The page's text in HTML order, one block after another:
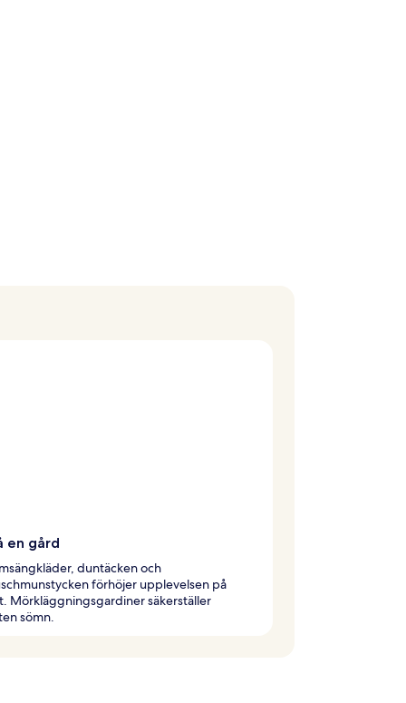
en gård
duntäcken och
förhöjer upplevelsen på
Mörkläggningsgardiner säkerställer
sömn.